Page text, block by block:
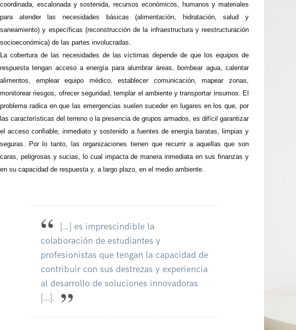
coordinada, escalonada y sostenida, recursos económicos, humanos y materiales
para atender las necesidades básicas (alimentación, hidratación, salud y
saneamiento) y específicas (reconstrucción de la infraestructura y reestructuración
socioeconómica) de las partes involucradas.
La cobertura de las necesidades de las víctimas depende de que los equipos de
respuesta tengan acceso a energía para alumbrar áreas, bombear agua, calentar
alimentos, emplear equipo médico, establecer comunicación, mapear zonas,
monitorear riesgos, ofrecer seguridad, templar el ambiente y transportar insumos. El
problema radica en que las emergencias suelen suceder en lugares en los que, por
las características del terreno o la presencia de grupos armados, es difícil garantizar
el acceso confiable, inmediato y sostenido a fuentes de energía baratas, limpias y
seguras. Por lo tanto, las organizaciones tienen que recurrir a aquellas que son
caras, peligrosas y sucias, lo cual impacta de manera inmediata en sus finanzas y
en su capacidad de respuesta y, a largo plazo, en el medio ambiente.
[…] es imprescindible la
colaboración de estudiantes y
profesionistas que tengan la capacidad de
contribuir con sus destrezas y experiencia
al desarrollo de soluciones innovadoras
[…].